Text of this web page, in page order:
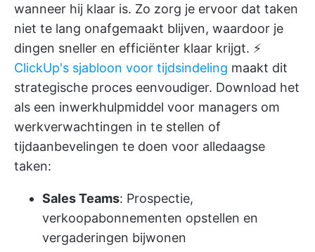
wanneer hij klaar is. Zo zorg je ervoor dat taken
niet te lang onafgemaakt blijven, waardoor je
dingen sneller en efficiënter klaar krijgt. ⚡️
ClickUp's sjabloon voor tijdsindeling maakt dit
strategische proces eenvoudiger. Download het
als een inwerkhulpmiddel voor managers om
werkverwachtingen in te stellen of
tijdaanbevelingen te doen voor alledaagse
taken:
Sales Teams: Prospectie,
verkoopabonnementen opstellen en
vergaderingen bijwonen